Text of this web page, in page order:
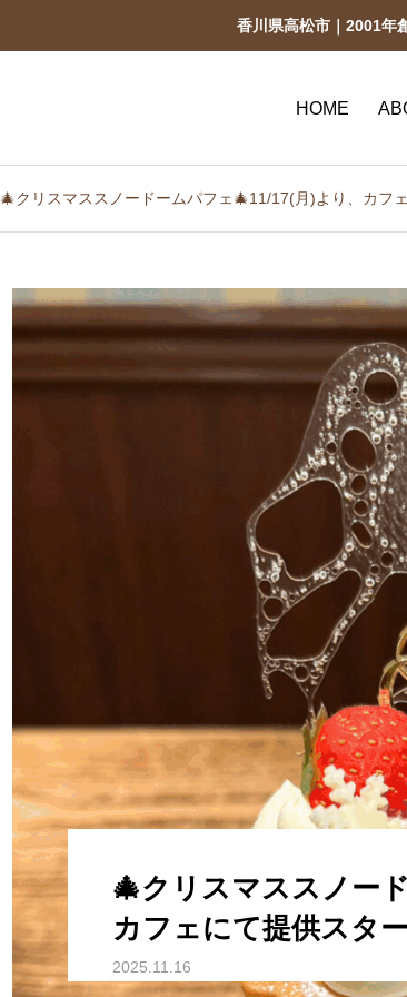
香川県高松市｜2001年
HOME
🎄クリスマススノードームパフェ🎄11/17(月)より、カフ
🎄クリスマススノー
カフェにて提供スタ
2025.11.16